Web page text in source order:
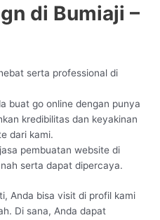
di Bumiaji –
serta professional di
buat go online dengan punya
kredibilitas dan keyakinan
dari kami.
pembuatan website di
serta dapat dipercaya.
Anda bisa visit di profil kami
Di sana, Anda dapat